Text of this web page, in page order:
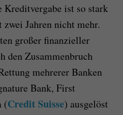
ist so stark
zwei Jahren nicht mehr.
großerfinanzieller
den Zusammenbruch
mehrerer Banken
Bank, First
(Credit Suisse) ausgelöst